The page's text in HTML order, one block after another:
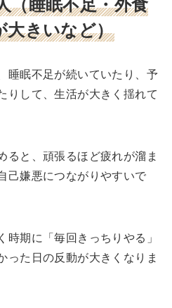
大きいなど）
睡眠不足が続いていたり、予
りして、生活が大きく揺れて
ると、頑張るほど疲れが溜ま
己嫌悪につながりやすいで
期に「毎回きっちりやる」
った日の反動が大きくなりま